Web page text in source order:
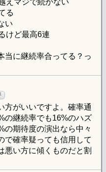
る
い
けど最高6連
当に継続率合ってる？っ
方がいいですよ。確率通
の継続率でも16%のハズ
の期待度の演出なら中々
で確率疑っても信用して
悪い方に傾くものだと割